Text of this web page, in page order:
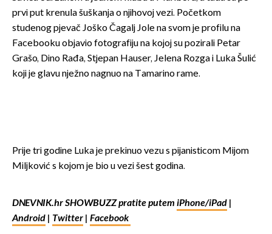
prvi put krenula šuškanja o njihovoj vezi. Početkom
studenog pjevač Joško Čagalj Jole na svom je profilu na
Facebooku objavio fotografiju na kojoj su pozirali Petar
Grašo, Dino Rađa, Stjepan Hauser, Jelena Rozga i Luka Šulić
koji je glavu nježno nagnuo na Tamarino rame.
Prije tri godine Luka je prekinuo vezu s pijanisticom Mijom
Miljković s kojom je bio u vezi šest godina.
DNEVNIK.hr SHOWBUZZ pratite putem iPhone/iPad |
Android | Twitter | Facebook